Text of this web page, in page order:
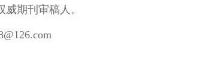
威期刊审稿人。